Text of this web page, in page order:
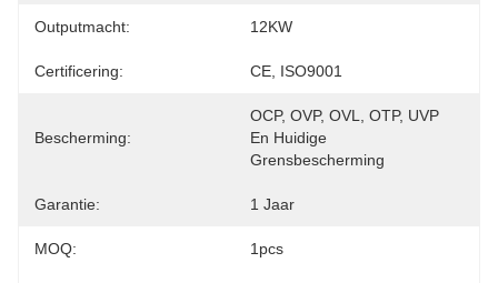
Outputmacht: 12KW
Certificering: CE, ISO9001
Bescherming:
OCP, OVP, OVL, OTP, UVP
En Huidige
Grensbescherming
Garantie: 1 Jaar
MOQ: 1pcs